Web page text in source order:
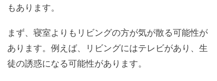
もあります。
まず、寝室よりもリビングの方が気が散る可能性が
あります。例えば、リビングにはテレビがあり、生
徒の誘惑になる可能性があります。